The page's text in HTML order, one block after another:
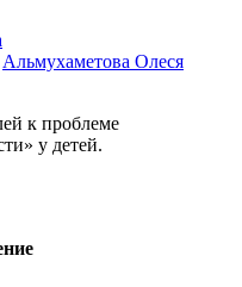
Альмухаметова Олеся
к проблеме
у детей.